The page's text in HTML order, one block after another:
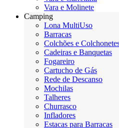
Vara e Molinete
Camping
Lona MultiUso
Barracas
Colchões e
Cadeiras e Banquetas
Fogareiro
Cartucho de Gás
Rede de Descanso
Mochilas
Talheres
Churrasco
Infladores
Estacas para Barracas